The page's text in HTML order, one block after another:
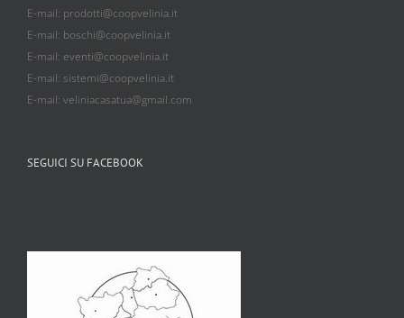
E-mail: prodotti@coopvelinia.it
E-mail: boschi@coopvelinia.it
E-mail: eventi@coopvelinia.it
E-mail: sistemi@coopvelinia.it
E-mail: veliniacasatua@gmail.com
SEGUICI SU FACEBOOK